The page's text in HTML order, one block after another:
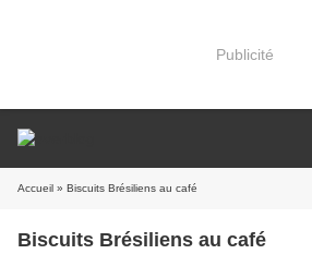
Publicité
Accueil » Biscuits Brésiliens au café
Biscuits Brésiliens au café